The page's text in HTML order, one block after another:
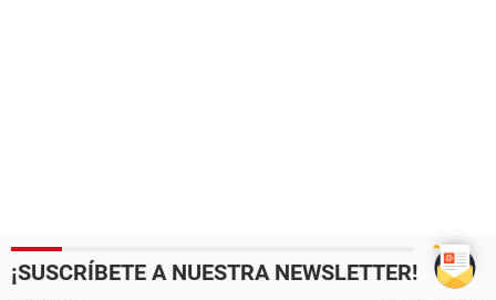
¡SUSCRÍBETE A NUESTRA NEWSLETTER!